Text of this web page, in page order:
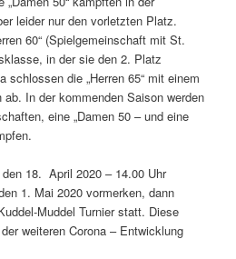
leider nur den vorletzten Platz.
60“ (Spielgemeinschaft mit St.
in der sie den 2. Platz
schlossen die „Herren 65“ mit einem
In der kommenden Saison werden
eine „Damen 50 – und eine
18. April 2020 – 14.00 Uhr
1. Mai 2020 vormerken, dann
Muddel Turnier statt. Diese
weiteren Corona – Entwicklung